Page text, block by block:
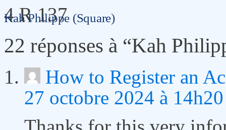
Kah Philippe (Square)
4 R 137
22 réponses à “Kah
How to Register an
27 octobre 2024 à 14h20